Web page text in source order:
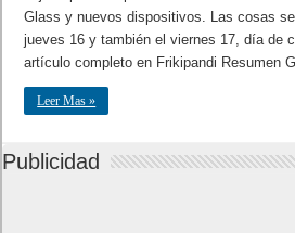
Glass y nuevos dispositivos. Las cosas
jueves 16 y también el viernes 17, día de
artículo completo en Frikipandi Resumen
Leer Mas »
Publicidad